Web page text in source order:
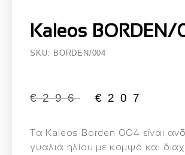
Kaleos
SKU: BORDEN/004
€296 € 207
Τα Kaleos Borden 004 είναι
γυαλιά ηλίου με κομψό και